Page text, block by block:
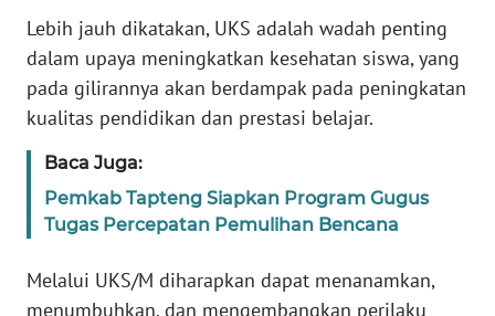
Lebih jauh dikatakan, UKS adalah wadah penting
dalam upaya meningkatkan kesehatan siswa, yang
pada gilirannya akan berdampak pada peningkatan
kualitas pendidikan dan prestasi belajar.
Baca Juga:
Pemkab Tapteng Siapkan Program Gugus
Tugas Percepatan Pemulihan Bencana
Melalui UKS/M diharapkan dapat menanamkan,
menumbuhkan, dan mengembangkan perilaku
SULBAR
WN
BABEL
WN
SUMBAR
SUMSEL